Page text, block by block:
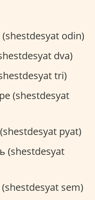
odin)
dva)
tri)
(shestdesyat
pyat)
(shestdesyat
sem)